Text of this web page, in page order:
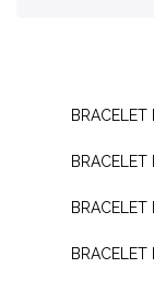
BRACELET
BRACELET